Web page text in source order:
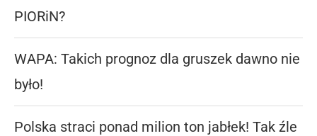
PIORiN?
WAPA: Takich prognoz dla gruszek dawno nie
było!
Polska straci ponad milion ton jabłek! Tak źle